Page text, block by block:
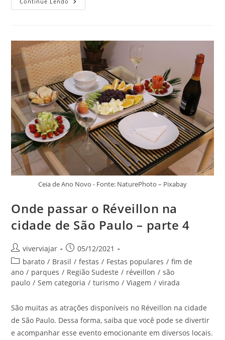
Na
Ficar
Fora
Da
Sua
Lista
Ceia de Ano Novo - Fonte: NaturePhoto – Pixabay
Onde passar o Réveillon na
cidade de São Paulo – parte 4
Autor
do
post:
viverviajar
Post
publicado:
05/12/2021
Categoria
do
post:
barato / Brasil / festas / Festas populares / fim de
ano / parques / Região Sudeste / réveillon / são
paulo / Sem categoria / turismo / Viagem / virada
São muitas as atrações disponíveis no Réveillon na cidade
de São Paulo. Dessa forma, saiba que você pode se divertir
e acompanhar esse evento emocionante em diversos locais.